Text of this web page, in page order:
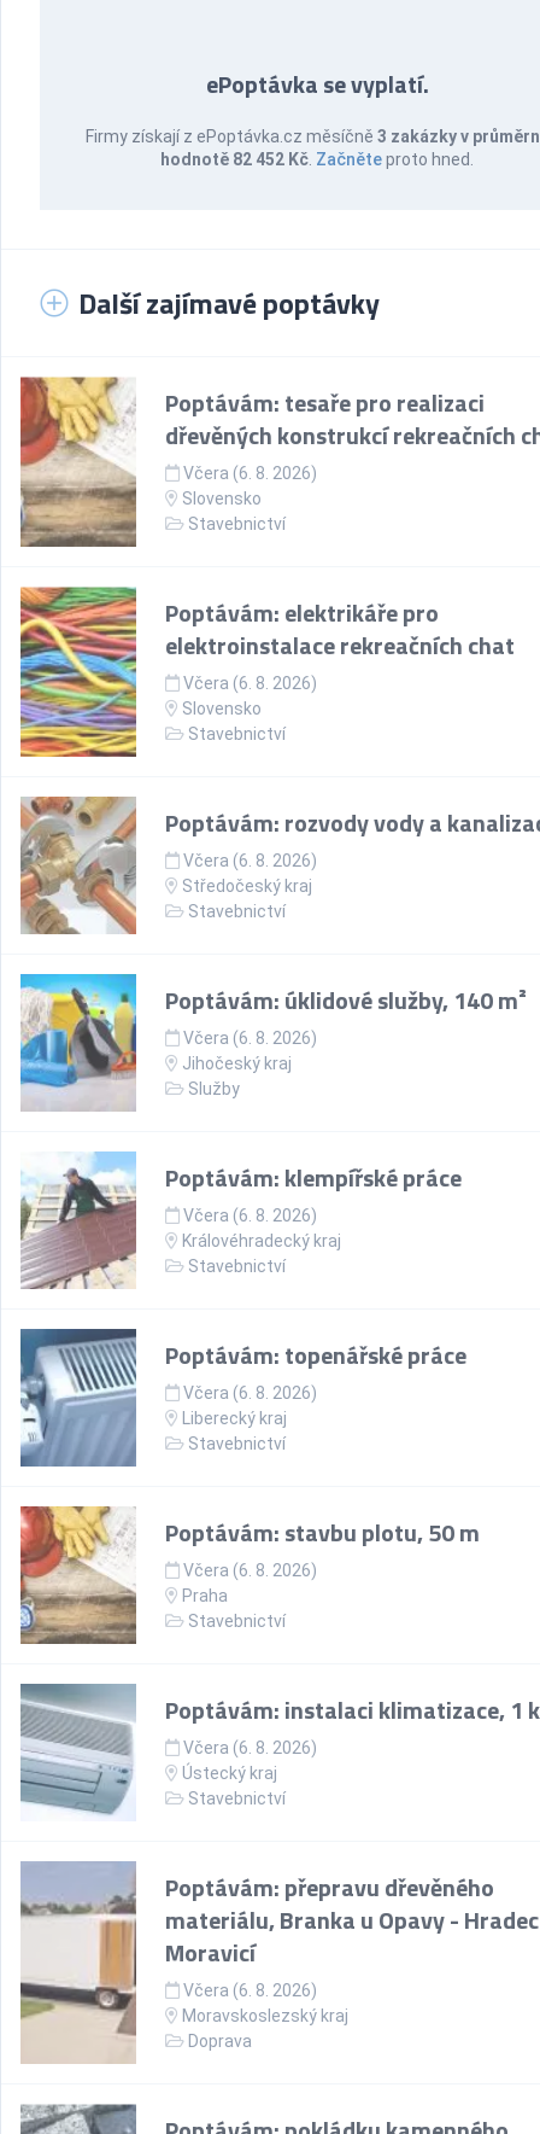
ePoptávka se vyplatí.
Firmy získají z ePoptávka.cz měsíčně 3 zakázky v
hodnotě 82 452 Kč Začněteproto hned.
Další zajímavé poptávky
Poptávám: tesaře pro realizaci
dřevěných konstrukcí rekreačních
Včera (6. 8. 2026)
Slovensko
Stavebnictví
Poptávám: elektrikáře pro
elektroinstalace rekreačních chat
Včera (6. 8. 2026)
Slovensko
Stavebnictví
Poptávám: rozvody vody a
Včera (6. 8. 2026)
Středočeský kraj
Stavebnictví
Poptávám: úklidové služby, 140 m²
Včera (6. 8. 2026)
Jihočeský kraj
Služby
Poptávám: klempířské práce
Včera (6. 8. 2026)
Královéhradecký kraj
Stavebnictví
Poptávám: topenářské práce
Včera (6. 8. 2026)
Liberecký kraj
Stavebnictví
Poptávám: stavbu plotu, 50 m
Včera (6. 8. 2026)
Praha
Stavebnictví
Poptávám: instalaci klimatizace, 1
Včera (6. 8. 2026)
Ústecký kraj
Stavebnictví
Poptávám: přepravu dřevěného
materiálu, Branka u Opavy -
Moravicí
Včera (6. 8. 2026)
Moravskoslezský kraj
Doprava